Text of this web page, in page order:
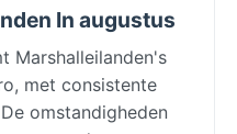
In augustus
Marshalleilanden's
met consistente
omstandigheden